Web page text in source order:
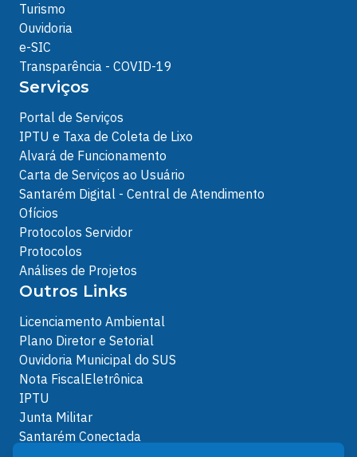
Turismo
Ouvidoria
e-SIC
Transparência - COVID-19
Serviços
Portal de Serviços
IPTU e Taxa de Coleta de Lixo
Alvará de Funcionamento
Carta de Serviços ao Usuário
Santarém Digital - Central de Atendimento
Ofícios
Protocolos Servidor
Protocolos
Análises de Projetos
Outros Links
Licenciamento Ambiental
Plano Diretor e Setorial
Ouvidoria Municipal do SUS
Nota FiscalEletrônica
IPTU
Junta Militar
Santarém Conectada